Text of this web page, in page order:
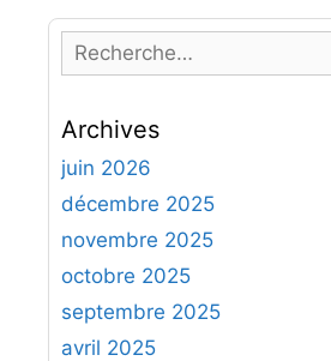
e
h
e
r
h
e
r
Archives
juin 2026
décembre 2025
novembre 2025
octobre 2025
septembre 2025
avril 2025